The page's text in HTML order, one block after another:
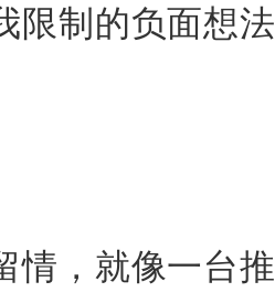
限制的负面想法
，就像一台推